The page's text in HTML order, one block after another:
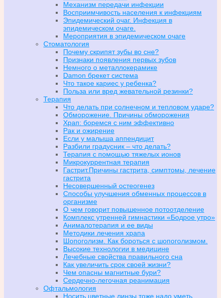
Механизм передачи инфекции
Восприимчивость населения к инфекциям
Эпидемический очаг. Инфекция в
эпидемическом очаге.
Мероприятия в эпидемическом очаге
Стоматология
Почему скрипят зубы во сне?
Признаки появления первых зубов
Немного о металлокерамике
Damon брекет система
Что такое кариес у ребенка?
Польза или вред жевательной резинки?
Терапия
Что делать при солнечном и тепловом ударе?
Обморожение. Причины обморожения
Храп: боремся с ним эффективно
Рак и ожирение
Если у малыша аппендицит
Разбили градусник – что делать?
Терапия с помощью тяжелых ионов
Микрокуррентная терапия
Гастрит.Причины гастрита, симптомы, лечение
гастрита
Несовершенный остеогенез
Способы улучшения обменных процессов в
организме
О чем говорит повышенное потоотделение
Комплекс утренней гимнастики «Бодрое утро»
Анималотерапия и ее виды
Методики лечения храпа
Шопоголизм. Как бороться с шопоголизмом.
Высокие технологии в медицине
Лечебные свойства правильного сна
Как увеличить срок своей жизни?
Чем опасны магнитные бури?
Сердечно-легочная реанимация
Офтальмология
Носить цветные линзы тоже надо уметь